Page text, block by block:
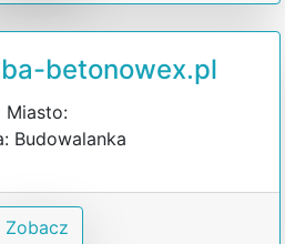
betonowex.pl
Miasto:
Budowalanka
Zobacz